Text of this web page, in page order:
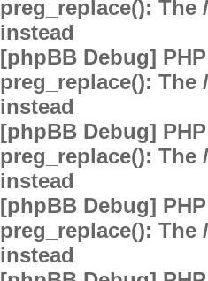
preg_replace():
instead
[phpBB Debug]
preg_replace():
instead
[phpBB Debug]
preg_replace():
instead
[phpBB Debug]
preg_replace():
instead